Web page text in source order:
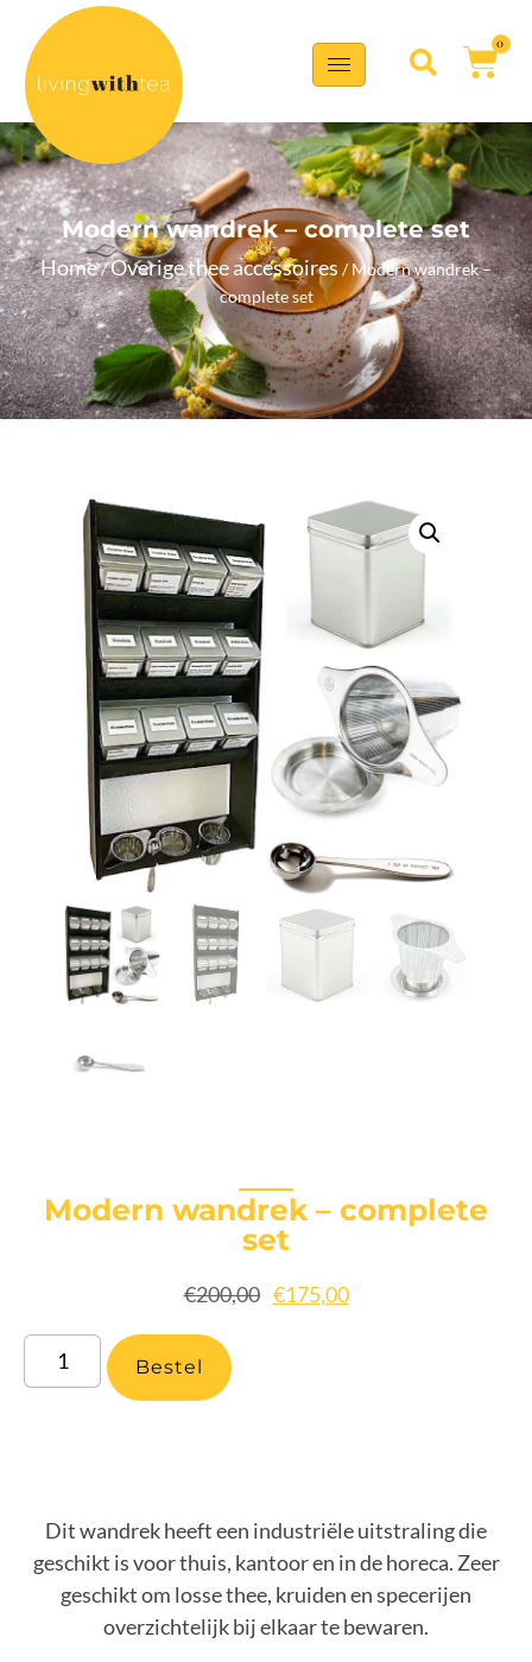
0
Modern wandrek – complete set
Home/Overige thee accessoires / Modern wandrek –
complete set
Modern wandrek – complete
set
€200,00 €175,00
Bestel
Dit wandrek heeft een industriële uitstraling die
geschikt is voor thuis, kantoor en in de horeca. Zeer
geschikt om losse thee, kruiden en specerijen
overzichtelijk bij elkaar te bewaren.